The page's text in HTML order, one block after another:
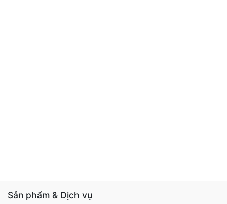
Sản phẩm & Dịch vụ